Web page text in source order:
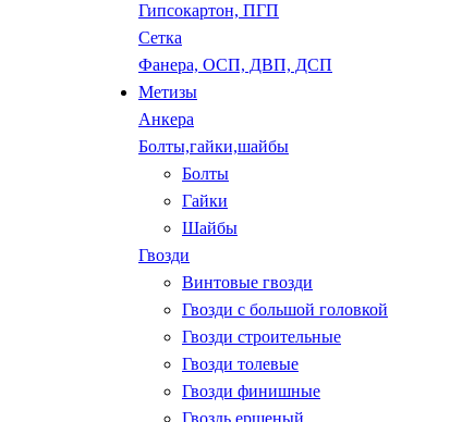
Гипсокартон, ПГП
Сетка
Фанера, ОСП, ДВП, ДСП
Метизы
Анкера
Болты,гайки,шайбы
Болты
Гайки
Шайбы
Гвозди
Винтовые гвозди
Гвозди с большой головкой
Гвозди строительные
Гвозди толевые
Гвозди финишные
Гвоздь ершеный